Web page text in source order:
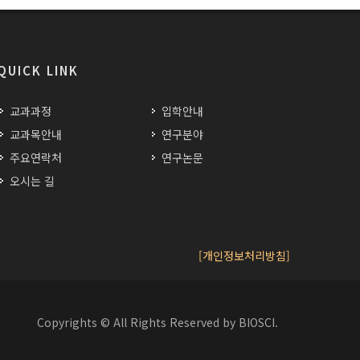
LINK
교과과정
교과목안내
주요연락처
오시는 길
입학안내
연구분야
연구논문
[개인정보처리방침]
Copyrights © All Rights Reserved by BIOSCI.